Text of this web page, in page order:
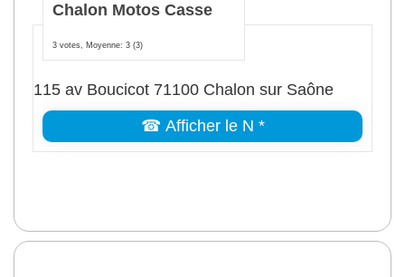
Chalon Motos Casse
3 votes, Moyenne: 3 (3)
115 av Boucicot 71100 Chalon sur Saône
☎ Afficher le N *